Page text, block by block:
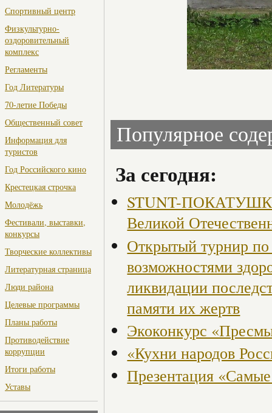
Спортивный центр
Физкультурно-
оздоровительный
комплекс
Регламенты
Год Литературы
70-летие Победы
Общественный совет
Информация для
туристов
Год Российского кино
Крестецкая строчка
Молодёжь
Фестивали, выставки,
конкурсы
Творческие коллективы
Литературная страница
Люди района
Целевые программы
Планы работы
Противодействие
коррупции
Итоги работы
Уставы
Популярное
За сегодня:
STUNT-
Великой
Открытый турнир
возможностями
ликвидации
памяти их жертв
Экоконкурс
«Кухни народов
Презентация